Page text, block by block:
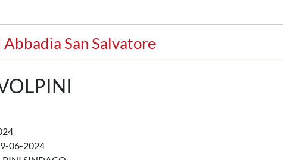
San Salvatore
06-2024